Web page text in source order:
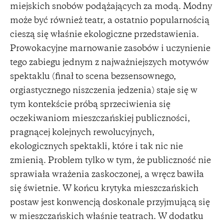
miejskich snobów podążających za modą. Modny
może być również teatr, a ostatnio popularnością
cieszą się właśnie ekologiczne przedstawienia.
Prowokacyjne marnowanie zasobów i uczynienie
tego zabiegu jednym z najważniejszych motywów
spektaklu (finał to scena bezsensownego,
orgiastycznego niszczenia jedzenia) staje się w
tym kontekście próbą sprzeciwienia się
oczekiwaniom mieszczańskiej publiczności,
pragnącej kolejnych rewolucyjnych,
ekologicznych spektakli, które i tak nic nie
zmienią. Problem tylko w tym, że publiczność nie
sprawiała wrażenia zaskoczonej, a wręcz bawiła
się świetnie. W końcu krytyka mieszczańskich
postaw jest konwencją doskonale przyjmującą się
w mieszczańskich właśnie teatrach. W dodatku